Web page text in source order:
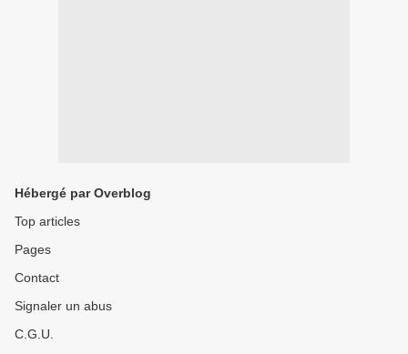
Hébergé par Overblog
Top articles
Pages
Contact
Signaler un abus
C.G.U.